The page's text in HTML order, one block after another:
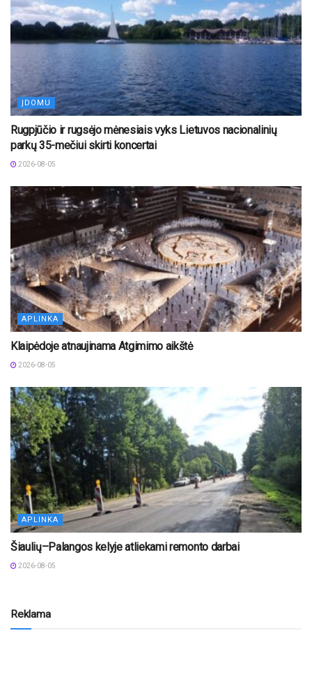
ĮDOMU
Rugpjūčio ir rugsėjo mėnesiais vyks Lietuvos nacionalinių
parkų 35-mečiui skirti koncertai
2026-08-05
APLINKA
Klaipėdoje atnaujinama Atgimimo aikštė
2026-08-05
APLINKA
Šiaulių–Palangos kelyje atliekami remonto darbai
2026-08-05
Reklama